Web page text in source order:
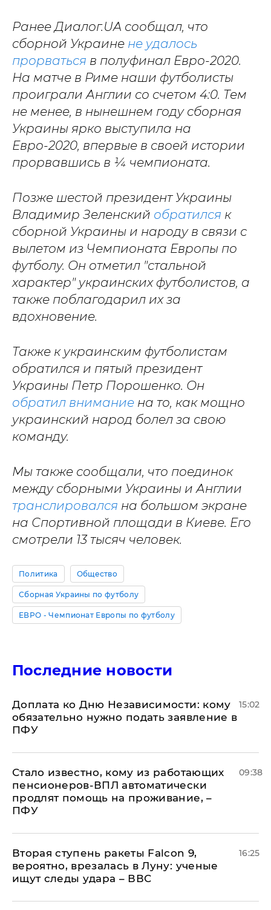
Ранее Диалог.UA сообщал, что
сборной Украине не удалось
прорваться в полуфинал Евро-2020.
На матче в Риме наши футболисты
проиграли Англии со счетом 4:0. Тем
не менее, в нынешнем году сборная
Украины ярко выступила на
Евро-2020, впервые в своей истории
прорвавшись в ¼ чемпионата.
Позже шестой президент Украины
Владимир Зеленский обратился к
сборной Украины и народу в связи с
вылетом из Чемпионата Европы по
футболу. Он отметил "стальной
характер" украинских футболистов, а
также поблагодарил их за
вдохновение.
Также к украинским футболистам
обратился и пятый президент
Украины Петр Порошенко. Он
обратил внимание на то, как мощно
украинский народ болел за свою
команду.
Мы также сообщали, что поединок
между сборными Украины и Англии
транслировался на большом экране
на Спортивной площади в Киеве. Его
смотрели 13 тысяч человек.
Политика Общество
Сборная Украины по футболу
ЕВРО - Чемпионат Европы по футболу
Последние новости
Доплата ко Дню Независимости: кому
обязательно нужно подать заявление в
ПФУ
15:02
Стало известно, кому из работающих
пенсионеров-ВПЛ автоматически
продлят помощь на проживание, –
ПФУ
09:38
Вторая ступень ракеты Falcon 9,
вероятно, врезалась в Луну: ученые
ищут следы удара – ВВС
16:25